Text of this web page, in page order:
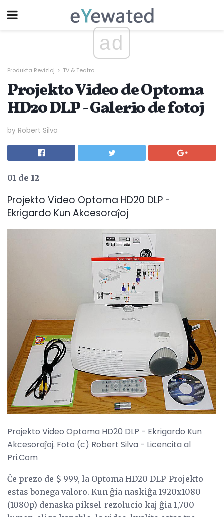
ad
Produkta Revizioj TV & Teatro
Projekto Video de Optoma
HD20 DLP - Galerio de fotoj
by Robert Silva
01 de 12
Projekto Video Optoma HD20 DLP -
Ekrigardo Kun Akcesoraĵoj
Projekto Video Optoma HD20 DLP - Ekrigardo Kun
Akcesoraĵoj. Foto (c) Robert Silva - Licencita al
Pri.Com
Ĉe prezo de $ 999, la Optoma HD20 DLP-Projekto
estas bonega valoro. Kun ĝia naskiĝa 1920x1080
(1080p) denaska piksel-rezolucio kaj ĝia 1,700